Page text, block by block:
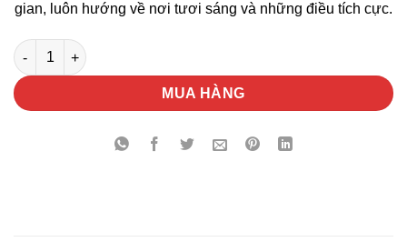
gian, luôn hướng về nơi tươi sáng và những điều tích cực.
Chậu Tiểu Cảnh Hoa Sống Đời số lượng
MUA HÀNG